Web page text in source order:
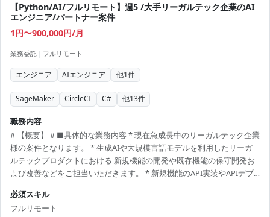
【Python/AI/フルリモート】週5 /大手リーガルテック企業のAI
エンジニア/パートナー案件
1円〜900,000円/月
業務委託 | フルリモート
エンジニア AIエンジニア 他1件
SageMaker CircleCI C# 他13件
職務内容
# 【概要】 # ■具体的な業務内容 * 現在急成長中のリーガルテック企業
様の案件となります。 * 生成AIや大規模言語モデルを利用したリーガ
ルテックプロダクトにおける 新規機能の開発や既存機能の保守開発お
よび改善などをご担当いただきます。 * 新規機能のAPI実装やAPIデプ
きます。 # ■必須スキル * Pythonを用いたバックエンド開発のご経験
3年以上 * Rust、Java、Go、C#のいずれかの用いた開発のご経験 * AI
必須スキル
フルリモート